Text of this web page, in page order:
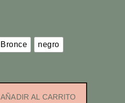
Bronce negro
AÑADIR AL CARRITO